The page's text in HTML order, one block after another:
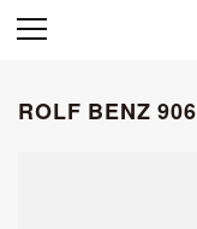
ROLF BENZ 906